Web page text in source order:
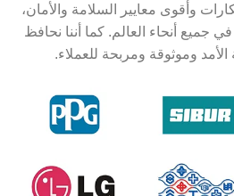
وأقوى معايير السلامة والأمان،
جميع أنحاء العالم. كما أننا نحافظ
وموثوقة ومربحة للعملاء.